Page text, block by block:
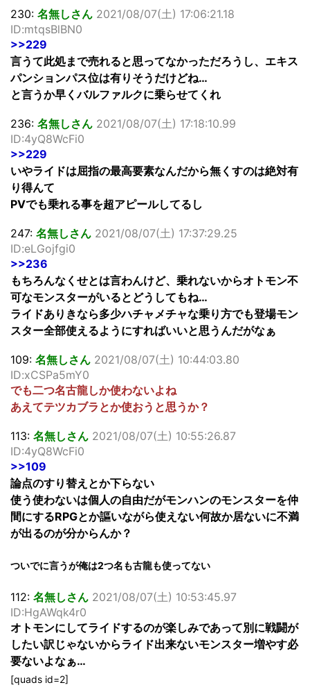
230: 名無しさん 2021/08/07(土) 17:06:21.18
ID:mtqsBlBN0
>>229
言うて此処まで売れると思ってなかっただろうし、エキス
パンションパス位は有りそうだけどね…
と言うか早くバルファルクに乗らせてくれ
236: 名無しさん 2021/08/07(土) 17:18:10.99
ID:4yQ8WcFi0
>>229
いやライドは屈指の最高要素なんだから無くすのは絶対有
り得んて
PVでも乗れる事を超アピールしてるし
247: 名無しさん 2021/08/07(土) 17:37:29.25
ID:eLGojfgi0
>>236
もちろんなくせとは言わんけど、乗れないからオトモン不
可なモンスターがいるとどうしてもね…
ライドありきなら多少ハチャメチャな乗り方でも登場モン
スター全部使えるようにすればいいと思うんだがなぁ
109: 名無しさん 2021/08/07(土) 10:44:03.80
ID:xCSPa5mY0
でも二つ名古龍しか使わないよね
あえてテツカブラとか使おうと思うか？
113: 名無しさん 2021/08/07(土) 10:55:26.87
ID:4yQ8WcFi0
>>109
論点のすり替えとか下らない
使う使わないは個人の自由だがモンハンのモンスターを仲
間にするRPGとか謳いながら使えない何故か居ないに不満
が出るのが分からんか？
ついでに言うが俺は2つ名も古龍も使ってない
112: 名無しさん 2021/08/07(土) 10:53:45.97
ID:HgAWqk4r0
オトモンにしてライドするのが楽しみであって別に戦闘が
したい訳じゃないからライド出来ないモンスター増やす必
要ないよなぁ…
[quads id=2]